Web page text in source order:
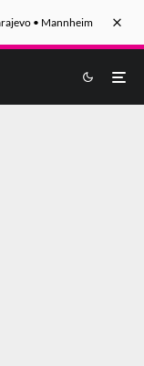
• Mannheim